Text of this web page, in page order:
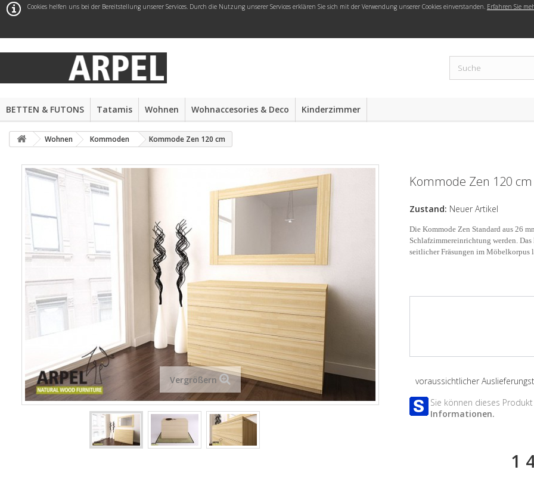
Cookies helfen uns bei der Bereitstellung unserer Services. Durch die Nutzung unserer Services erklären Sie sich mit der Verwendung unserer Cookies einverstanden. Erfahren Sie
BETTEN & FUTONS Tatamis Wohnen Wohnaccesories & Deco Kinderzimmer
Wohnen Kommoden Kommode Zen 120 cm
Vergrößern
Kommode Zen 120 cm
Zustand: Neuer Artikel
Die Kommode Zen Standard aus 26
Schlafzimmereinrichtung werden.
seitlicher Fräsungen im Möbelkorpus
voraussichtlicher
Sie können dieses
Informationen.
1